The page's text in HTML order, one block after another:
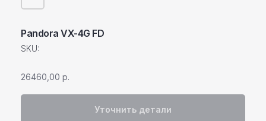
Pandora VX-4G FD
SKU:
26460,00 р.
Уточнить детали